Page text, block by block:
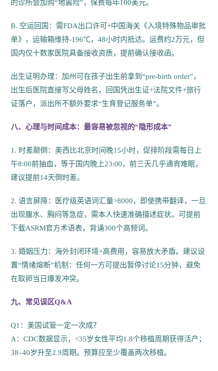
的诊所会加购“地震险”，保费每年100美元。
B. 空运回国：需FDA出口许可+中国海关《入境特殊物品审批
单》，运输箱维持-196℃，48小时内抵达。运费约2万元，但
国内仅十数家医院具备接收资质，提前确认接收函。
出生证明办理：加州可在孩子出生前拿到“pre-birth order”，
出生后医院直接写父母姓名，回国凭出生证+法院文件+旅行
证落户，派出所不额外要求“生育登记服务单”。
八、心理与时间成本：最容易被忽视的“隐形成本”
1. 时差颠倒：美西比北京时间晚15小时，促排阶段需每日上
午8:00前抽血，等于国内晚上23:00，前三天几乎通宵难眠，
建议提前14天倒时差。
2. 语言屏障：医疗级英语词汇量>8000，即使携带翻译，一旦
出现腹水、胸闷等急症，需本人快速准确描述症状。可提前
下载ASRM官方术语表，背诵300个高频词。
3. 婚姻压力：海外封闭环境+高费用，容易放大矛盾。建议设
置“情绪熔断”机制：任何一方可提出暂停讨论15分钟，避免
在取卵当日爆发冲突。
九、常见误区Q&A
Q1：美国试管一定一次成？
A：CDC数据显示，<35岁女性平均1.8个移植周期获得活产；
38–40岁升至2.9周期。预算应至少覆盖两次移植。